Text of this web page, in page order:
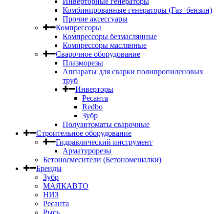
Комбинированные генераторы (Газ+бензин)
Прочие аксессуары
Компрессоры
Компрессоры безмаслянные
Компрессоры маслянные
Сварочное оборудование
Плазморезы
Аппараты для сварки полипропиленовых
труб
Инверторы
Ресанта
Redbo
Зубр
Полуавтоматы сварочные
Строительное оборудование
Гидравлический инструмент
Арматурорезы
Бетоносмесители (Бетономешалки)
Бренды
Зубр
МАЯКАВТО
НИЗ
Ресанта
Рысь